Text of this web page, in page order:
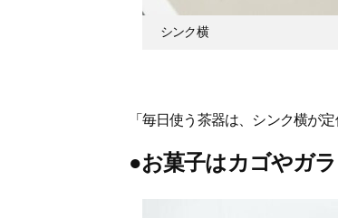
シンク横
「毎日使う茶器は、シンク横が
●お菓子はカゴやガ